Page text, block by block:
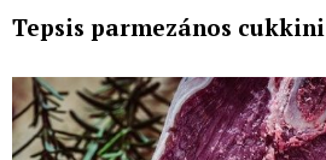
Tepsis parmezános cukkini